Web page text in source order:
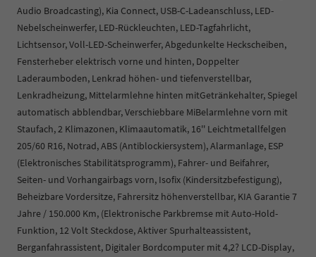
Audio Broadcasting), Kia Connect, USB-C-Ladeanschluss, LED-
Nebelscheinwerfer, LED-Rückleuchten, LED-Tagfahrlicht,
Lichtsensor, Voll-LED-Scheinwerfer, Abgedunkelte Heckscheiben,
Fensterheber elektrisch vorne und hinten, Doppelter
Laderaumboden, Lenkrad höhen- und tiefenverstellbar,
Lenkradheizung, Mittelarmlehne hinten mitGetränkehalter, Spiegel
automatisch abblendbar, Verschiebbare MiBelarmlehne vorn mit
Staufach, 2 Klimazonen, Klimaautomatik, 16'' Leichtmetallfelgen
205/60 R16, Notrad, ABS (Antiblockiersystem), Alarmanlage, ESP
(Elektronisches Stabilitätsprogramm), Fahrer- und Beifahrer,
Seiten- und Vorhangairbags vorn, Isofix (Kindersitzbefestigung),
Beheizbare Vordersitze, Fahrersitz höhenverstellbar, KIA Garantie 7
Jahre / 150.000 Km, (Elektronische Parkbremse mit Auto-Hold-
Funktion, 12 Volt Steckdose, Aktiver Spurhalteassistent,
Berganfahrassistent, Digitaler Bordcomputer mit 4,2? LCD-Display,